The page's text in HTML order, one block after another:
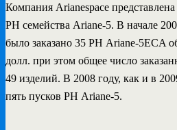
Компания Arianespace
РН семейства Ariane-5. В начале
было заказано 35 РН Ariane-5ECA
долл. при этом общее число
49 изделий. В 2008 году, как и в
пять пусков РН Ariane-5.